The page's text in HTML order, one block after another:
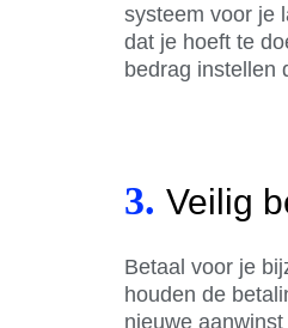
systeem voor je
dat je hoeft te
bedrag instellen
3. Veilig
Betaal voor je
houden de
nieuwe